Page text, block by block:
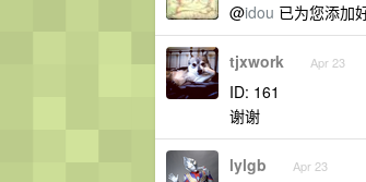
@idou 已为您添加
tjxwork Apr 23
ID: 161
谢谢
lylgb Apr 23